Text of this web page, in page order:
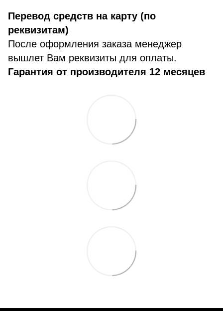
Перевод средств на карту (по
реквизитам)
После оформления заказа менеджер
вышлет Вам реквизиты для оплаты.
Гарантия от производителя 12 месяцев